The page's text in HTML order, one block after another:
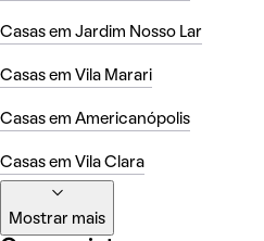
Casas em Jardim Nosso Lar
Casas em Vila Marari
Casas em Americanópolis
Casas em Vila Clara
Mostrar mais